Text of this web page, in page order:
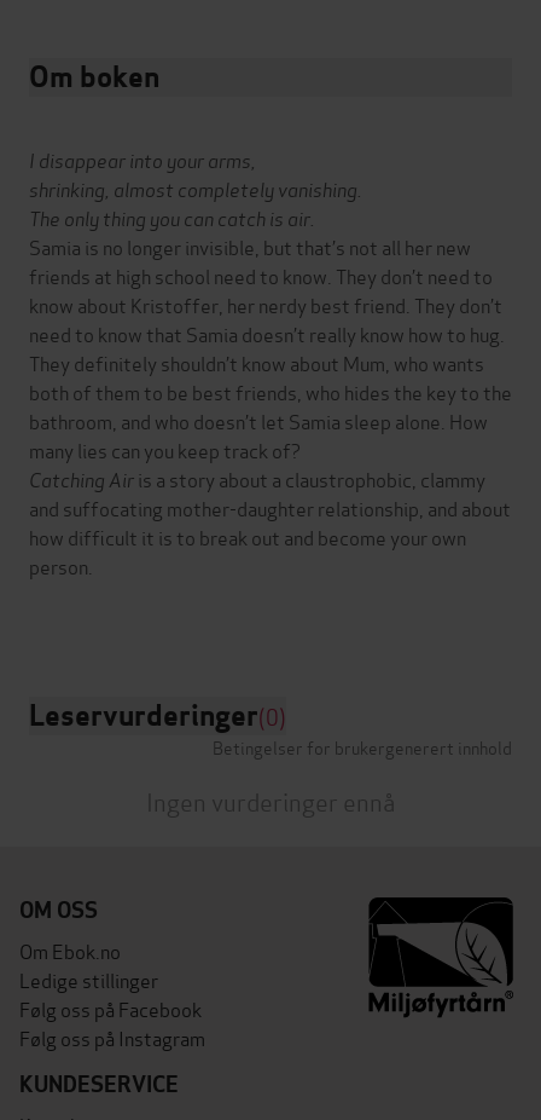
Om boken
I disappear into your arms,
shrinking, almost completely vanishing.
The only thing you can catch is air.
Samia is no longer invisible, but that’s not all her new
friends at high school need to know. They don’t need to
know about Kristoffer, her nerdy best friend. They don’t
need to know that Samia doesn’t really know how to hug.
They definitely shouldn’t know about Mum, who wants
both of them to be best friends, who hides the key to the
bathroom, and who doesn’t let Samia sleep alone. How
many lies can you keep track of?
Catching Airis a story about a claustrophobic, clammy
and suffocating mother-daughter relationship, and about
how difficult it is to break out and become your own
person.
Leservurderinger(0)
Betingelser for brukergenerert innhold
Ingen vurderinger ennå
OM OSS
Om Ebok.no
Ledige stillinger
Følg oss på Facebook
Følg oss på Instagram
KUNDESERVICE